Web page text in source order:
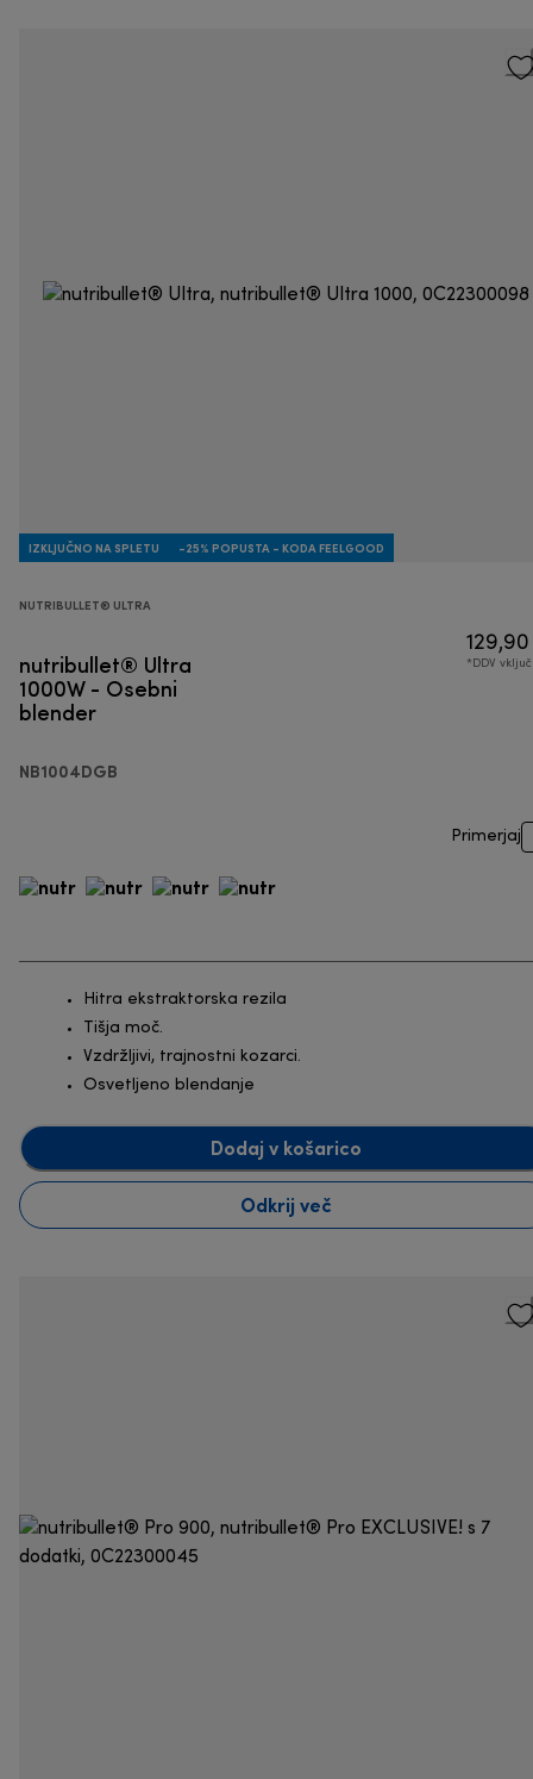
IZKLJUČNO NA SPLETU -25% POPUSTA - KODA FEELGOOD
NUTRIBULLET® ULTRA
nutribullet® Ultra
1000W - Osebni
blender
NB1004DGB
*DDV
Primerjaj
Hitra ekstraktorska rezila
Tišja moč.
Vzdržljivi, trajnostni kozarci.
Osvetljeno blendanje
Dodaj v košarico
Odkrij več